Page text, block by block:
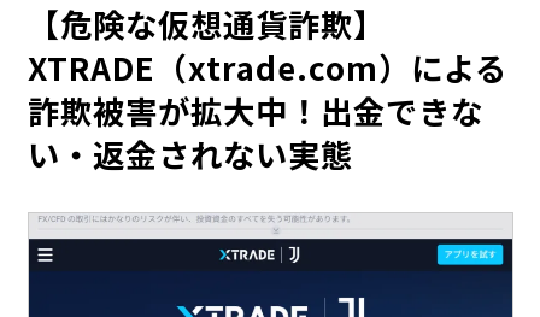
【危険な仮想通貨詐欺】
XTRADE（xtrade.com）による
詐欺被害が拡大中！出金できな
い・返金されない実態